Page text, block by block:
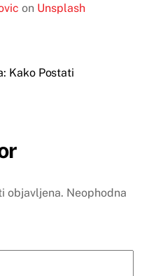
on Unsplash
Kako Postati
objavljena. Neophodna